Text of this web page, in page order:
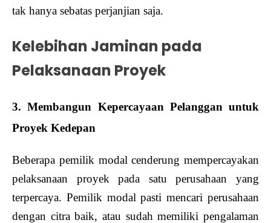
tak hanya sebatas perjanjian saja.
Kelebihan Jaminan pada
Pelaksanaan Proyek
3. Membangun Kepercayaan Pelanggan untuk
Proyek Kedepan
Beberapa pemilik modal cenderung mempercayakan
pelaksanaan proyek pada satu perusahaan yang
terpercaya. Pemilik modal pasti mencari perusahaan
dengan citra baik, atau sudah memiliki pengalaman